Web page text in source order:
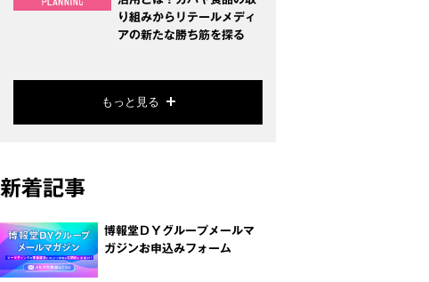
り組みからリテールメディ
アの新たな勝ち筋を探る
もっと見る
新着記事
博報堂ＤＹグループメールマ
ガジンお申込みフォーム